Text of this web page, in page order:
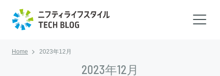
Home 2023年12月
2023年12月